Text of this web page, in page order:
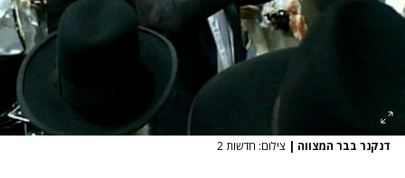
דנקנר בבר המצווה | צילום: חדשות 2